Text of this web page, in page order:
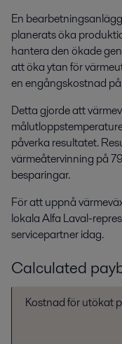
En
planerats öka
hantera den ökade
att öka ytan för
en engångskostnad
Detta gjorde att
påverka resultatet.
värmeåtervinning på
besparingar.
För att uppnå
lokala Alfa Laval-
servicepartner idag.
Calculated
Kostnad för utökat